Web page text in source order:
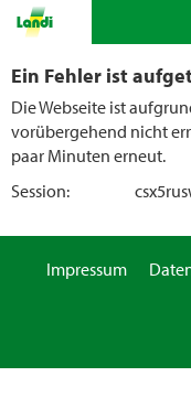
Ein Fehler ist
Die Webseite ist
vorübergehend nicht
paar Minuten erneut.
Session:
Impressum